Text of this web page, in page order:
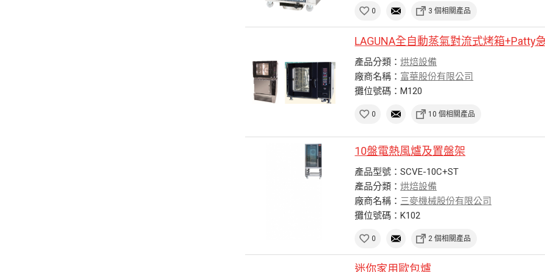
0 3 個相關產品
LAGUNA全自動蒸氣對流式烤箱+Patty
產品分類：烘焙設備
廠商名稱： 富華股份有限公司
攤位號碼：M120
0 10 個相關產品
10盤電熱風爐及置盤架
產品型號：SCVE-10C+ST
產品分類：烘焙設備
廠商名稱： 三麥機械股份有限公司
攤位號碼：K102
0 2 個相關產品
迷你家用歐包爐